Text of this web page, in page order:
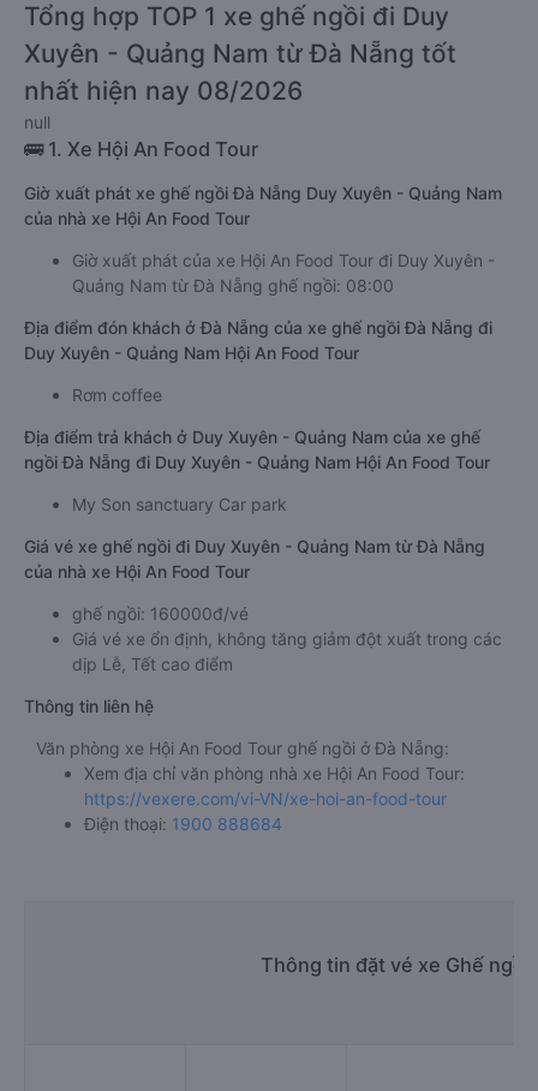
Tổng hợp TOP 1 xe ghế ngồi đi Duy
Xuyên - Quảng Nam từ Đà Nẵng tốt
nhất hiện nay 08/2026
null
🚌 1. Xe Hội An Food Tour
Giờ xuất phát xe ghế ngồi Đà Nẵng Duy Xuyên - Quảng Nam
của nhà xe Hội An Food Tour
Giờ xuất phát của xe Hội An Food Tour đi Duy Xuyên -
Quảng Nam từ Đà Nẵng ghế ngồi: 08:00
Địa điểm đón khách ở Đà Nẵng của xe ghế ngồi Đà Nẵng đi
Duy Xuyên - Quảng Nam Hội An Food Tour
Rơm coffee
Địa điểm trả khách ở Duy Xuyên - Quảng Nam của xe ghế
ngồi Đà Nẵng đi Duy Xuyên - Quảng Nam Hội An Food Tour
My Son sanctuary Car park
Giá vé xe ghế ngồi đi Duy Xuyên - Quảng Nam từ Đà Nẵng
của nhà xe Hội An Food Tour
ghế ngồi: 160000đ/vé
Giá vé xe ổn định, không tăng giảm đột xuất trong các
dịp Lễ, Tết cao điểm
Thông tin liên hệ
Văn phòng xe Hội An Food Tour ghế ngồi ở Đà Nẵng:
Xem địa chỉ văn phòng nhà xe Hội An Food Tour:
https://vexere.com/vi-VN/xe-hoi-an-food-tour
Điện thoại: 1900 888684
Thông tin đặt vé xe Ghế ngồi